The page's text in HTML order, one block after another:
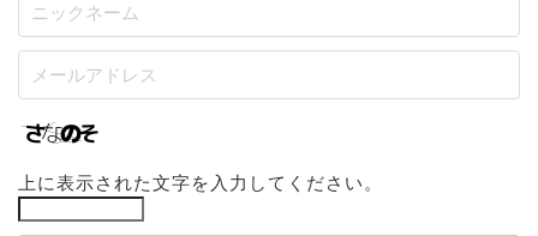
上に表示された文字を入力してください。